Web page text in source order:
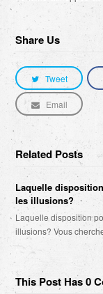
Share Us
Tweet
Email
Related Posts
Laquelle
les illusions?
Laquelle disposition
illusions? Vous
This Post Has 0